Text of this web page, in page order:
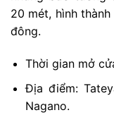
20 mét, hình
đông.
Thời gian mở
Địa điểm:
Nagano.